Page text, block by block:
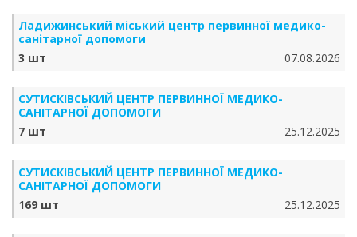
Ладижинський міський центр первинної медико-
санітарної допомоги
3 шт
07.08.2026
СУТИСКІВСЬКИЙ ЦЕНТР ПЕРВИННОЇ МЕДИКО-
САНІТАРНОЇ ДОПОМОГИ
7 шт
25.12.2025
СУТИСКІВСЬКИЙ ЦЕНТР ПЕРВИННОЇ МЕДИКО-
САНІТАРНОЇ ДОПОМОГИ
169 шт
25.12.2025